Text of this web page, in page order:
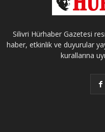
Silivri Hürhaber Gazetesi
haber, etkinlik ve duyurular
kurallarına